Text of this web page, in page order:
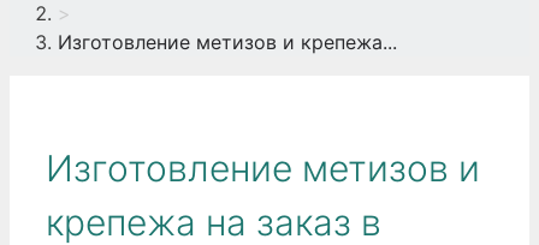
>
Изготовление метизов и крепежа...
Изготовление метизов и
крепежа на заказ в